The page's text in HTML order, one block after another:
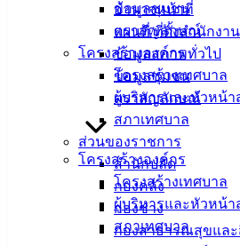
ข้อมูลชุมชน
ตราสัญลักษณ์
โครงสร้างองค์กร
โครงสร้างเทศบาล
ผู้บริหารและหัวหน้า
สภาเทศบาล
ส่วนของราชการ
สำนักปลัด
กองคลัง
กองช่าง
กองสาธารณสุขและ
อำนาจหน้าที่
แผนที่/ที่ตั้งสำนักงาน
ข้อมูลสภาพทั่วไป
ข้อมูลชุมชน
ตราสัญลักษณ์
โครงสร้างองค์กร
โครงสร้างเทศบาล
ผู้บริหารและหัวหน้า
สภาเทศบาล